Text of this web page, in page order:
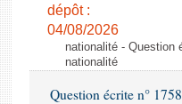
Questions écrites et orales
Comptes rendus des
dépôt :
04/08/2026
nationalité - Question
nationalité
Question écrite n°